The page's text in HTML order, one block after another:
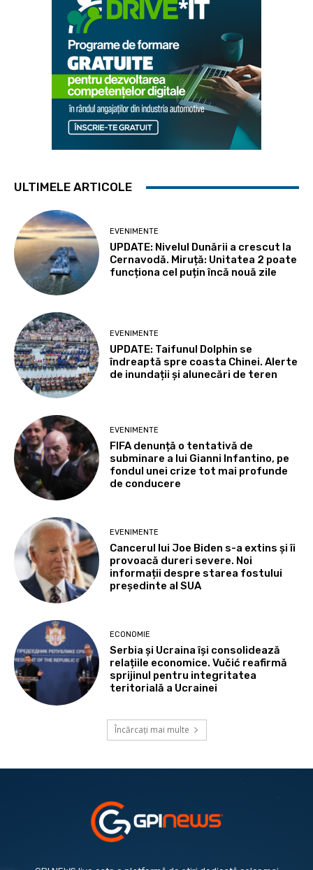
ULTIMELE ARTICOLE
EVENIMENTE
UPDATE: Nivelul Dunării a crescut la
Cernavodă. Miruță: Unitatea 2 poate
funcționa cel puțin încă nouă zile
EVENIMENTE
UPDATE: Taifunul Dolphin se
îndreaptă spre coasta Chinei. Alerte
de inundații și alunecări de teren
EVENIMENTE
FIFA denunță o tentativă de
subminare a lui Gianni Infantino, pe
fondul unei crize tot mai profunde
de conducere
EVENIMENTE
Cancerul lui Joe Biden s-a extins și îi
provoacă dureri severe. Noi
informații despre starea fostului
președinte al SUA
ECONOMIE
Serbia și Ucraina își consolidează
relațiile economice. Vučić reafirmă
sprijinul pentru integritatea
teritorială a Ucrainei
Încărcați mai multe